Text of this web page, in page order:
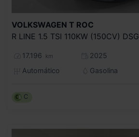
VOLKSWAGEN T ROC
R LINE 1.5 TSI 110KW (150CV) DSG
17.196 km
2025
Automático
Gasolina
C